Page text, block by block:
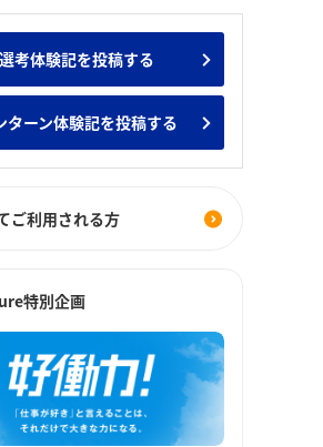
グ みんなのインターン人気企業ランキ
ー
選考体験記を投稿する
ターン体験記を投稿する
ご利用される方
特別企画